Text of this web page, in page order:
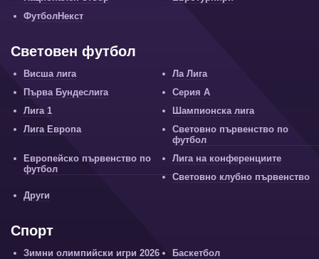
ФутболНекст
Световен футбол
Висша лига
Ла Лига
Първа Бундеслига
Серия А
Лига 1
Шампионска лига
Лига Европа
Световно първенство по
футбол
Европейско първенство по
футбол
Лига на конференциите
Световно клубно първенство
Други
Спорт
Зимни олимпийски игри 2026
Баскетбол